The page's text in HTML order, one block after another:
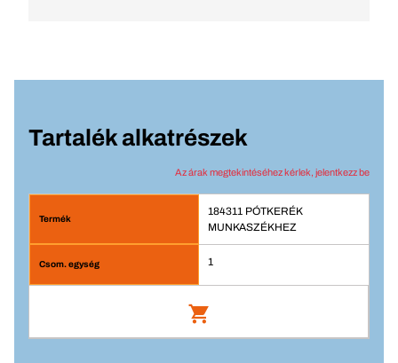
Tartalék alkatrészek
Az árak megtekintéséhez kérlek, jelentkezz be
184311 PÓTKERÉK
MUNKASZÉKHEZ
1